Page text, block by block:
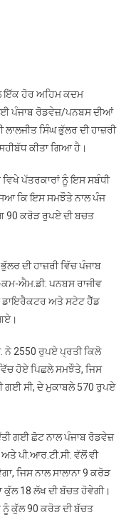
ਸਿੰਘ
ਵਿੱਚ
ਨੂੰ
ਸਪਲਾਈ
ਲਈ
ਆਈ.ਓ.ਸੀ.
ਸਹੀਬੱਧ
ਇੱਕ ਹੋਰ ਅਹਿਮ ਕਦਮ
ਪੰਜਾਬ ਰੋਡਵੇਜ਼/ਪਨਬਸ ਦੀਆਂ
ਸਿੰਘ ਭੁੱਲਰ ਦੀ ਹਾਜ਼ਰੀ
ਕੀਤਾ ਗਿਆ ਹੈ।
ਪੱਤਰਕਾਰਾਂ ਨੂੰ ਇਸ ਸਬੰਧੀ
ਕਿ ਇਸ ਸਮਝੌਤੇ ਨਾਲ ਪੰਜ
90 ਕਰੋੜ ਰੁਪਏ ਦੀ ਬਚਤ
ਦੀ ਹਾਜ਼ਰੀ ਵਿੱਚ ਪੰਜਾਬ
ਐਮ.ਡੀ. ਪਨਬਸ ਰਾਜੀਵ
ਡਾਇਰੈਕਟਰ ਅਤੇ ਸਟੇਟ ਹੈੱਡ
2550 ਰੁਪਏ ਪ੍ਰਤੀ ਕਿਲੋ
ਹੋਏ ਪਿਛਲੇ ਸਮਝੌਤੇ, ਜਿਸ
ਗਈ ਸੀ, ਦੇ ਮੁਕਾਬਲੇ 570 ਰੁਪਏ
ਗਈ ਛੋਟ ਨਾਲ ਪੰਜਾਬ ਰੋਡਵੇਜ਼
ਪੀ.ਆਰ.ਟੀ.ਸੀ. ਵੱਲੋਂ ਵੀ
ਜਿਸ ਨਾਲ ਸਾਲਾਨਾ 9 ਕਰੋੜ
18 ਲੱਖ ਦੀ ਬੱਚਤ ਹੋਵੇਗੀ।
ਨੂੰ ਕੁੱਲ 90 ਕਰੋੜ ਦੀ ਬੱਚਤ